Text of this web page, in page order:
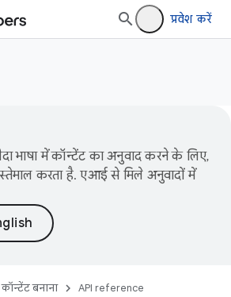
प्रवेश करें
भाषा में कॉन्टेंट का अनुवाद करने के लिए,
करता है. एआई से मिले अनुवादों में
कॉन्टेंट बनाना API reference